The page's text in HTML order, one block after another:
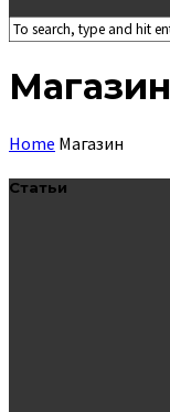
Магазин
Home Магазин
Статьи